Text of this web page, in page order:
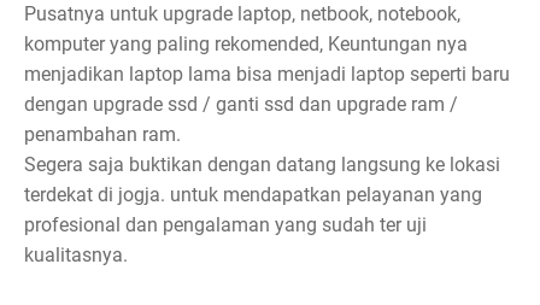
Pusatnya untuk upgrade laptop, netbook, notebook,
komputer yang paling rekomended, Keuntungan nya
menjadikan laptop lama bisa menjadi laptop seperti baru
dengan upgrade ssd / ganti ssd dan upgrade ram /
penambahan ram.
Segera saja buktikan dengan datang langsung ke lokasi
terdekat di jogja. untuk mendapatkan pelayanan yang
profesional dan pengalaman yang sudah ter uji
kualitasnya.